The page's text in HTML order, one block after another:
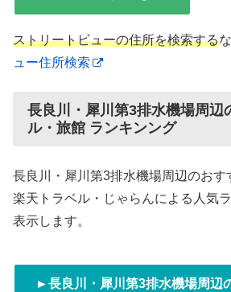
ストリートビューの住所を検索する
ュー住所検索
長良川・犀川第3排水機場周辺
ル・旅館 ランキンング
長良川・犀川第3排水機場周辺のおす
楽天トラベル・じゃらんによる人気
表示します。
►長良川・犀川第3排水機場周辺